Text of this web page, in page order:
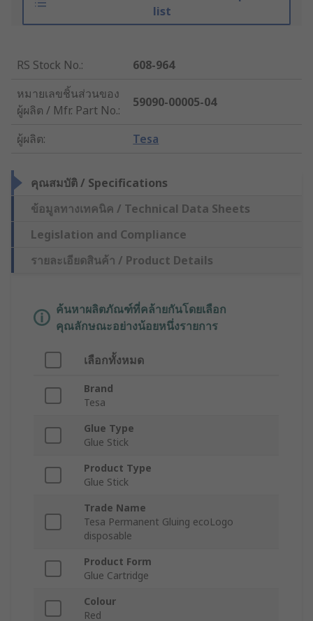
list
RS Stock No.:
608-964
หมายเลขชิ้นส่วนของ
ผู้ผลิต / Mfr. Part No.:
59090-00005-04
ผู้ผลิต: Tesa
คุณสมบัติ / Specifications
ข้อมูลทางเทคนิค / Technical Data Sheets
Legislation and Compliance
รายละเอียดสินค้า / Product Details
ค้นหาผลิตภัณฑ์ที่คล้ายกันโดยเลือก
คุณลักษณะอย่างน้อยหนึ่งรายการ
เลือกทั้งหมด
Brand
Tesa
Glue Type
Glue Stick
Product Type
Glue Stick
Trade Name
Tesa Permanent Gluing ecoLogo
disposable
Product Form
Glue Cartridge
Colour
Red